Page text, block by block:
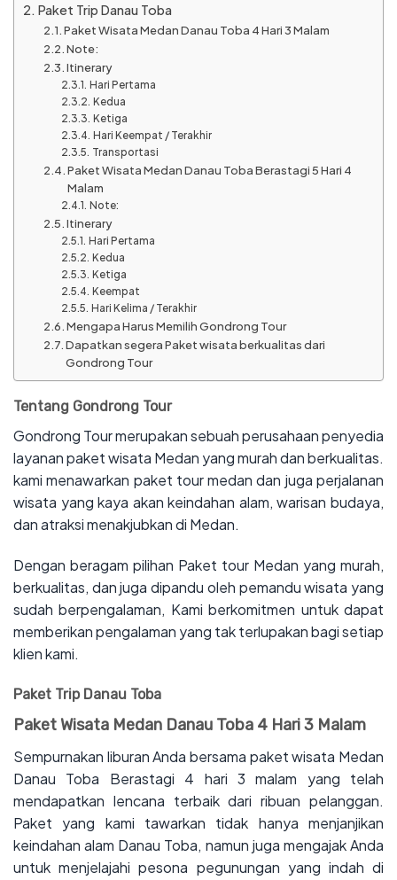
Paket Trip Danau Toba
Paket Wisata Medan Danau Toba 4 Hari 3 Malam
Note:
Itinerary
Hari Pertama
Kedua
Ketiga
Hari Keempat / Terakhir
Transportasi
Paket Wisata Medan Danau Toba Berastagi 5 Hari 4
Malam
Note:
Itinerary
Hari Pertama
Kedua
Ketiga
Keempat
Hari Kelima / Terakhir
Mengapa Harus Memilih Gondrong Tour
Dapatkan segera Paket wisata berkualitas dari
Gondrong Tour
Tentang Gondrong Tour
Gondrong Tour merupakan sebuah perusahaan penyedia
layanan paket wisata Medan yang murah dan berkualitas.
kami menawarkan paket tour medan dan juga perjalanan
wisata yang kaya akan keindahan alam, warisan budaya,
dan atraksi menakjubkan di Medan.
Dengan beragam pilihan Paket tour Medan yang murah,
berkualitas, dan juga dipandu oleh pemandu wisata yang
sudah berpengalaman, Kami berkomitmen untuk dapat
memberikan pengalaman yang tak terlupakan bagi setiap
klien kami.
Paket Trip Danau Toba
Paket Wisata Medan Danau Toba 4 Hari 3 Malam
Sempurnakan liburan Anda bersama paket wisata Medan
Danau Toba Berastagi 4 hari 3 malam yang telah
mendapatkan lencana terbaik dari ribuan pelanggan.
Paket yang kami tawarkan tidak hanya menjanjikan
keindahan alam Danau Toba, namun juga mengajak Anda
untuk menjelajahi pesona pegunungan yang indah di